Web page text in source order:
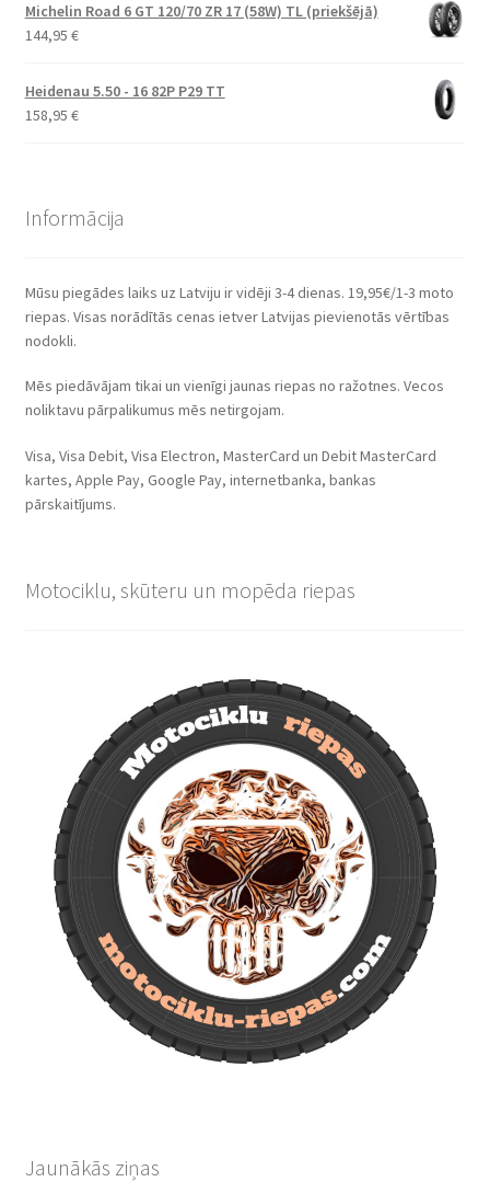
Michelin Road 6 GT 120/70 ZR 17 (58W) TL (priekšējā)
144,95 €
Heidenau 5.50 - 16 82P P29 TT
158,95 €
Informācija
Mūsu piegādes laiks uz Latviju ir vidēji 3-4 dienas. 19,95€/1-3 moto
riepas. Visas norādītās cenas ietver Latvijas pievienotās vērtības
nodokli.
Mēs piedāvājam tikai un vienīgi jaunas riepas no ražotnes. Vecos
noliktavu pārpalikumus mēs netirgojam.
Visa, Visa Debit, Visa Electron, MasterCard un Debit MasterCard
kartes, Apple Pay, Google Pay, internetbanka, bankas
pārskaitījums.
Motociklu, skūteru un mopēda riepas
Jaunākās ziņas